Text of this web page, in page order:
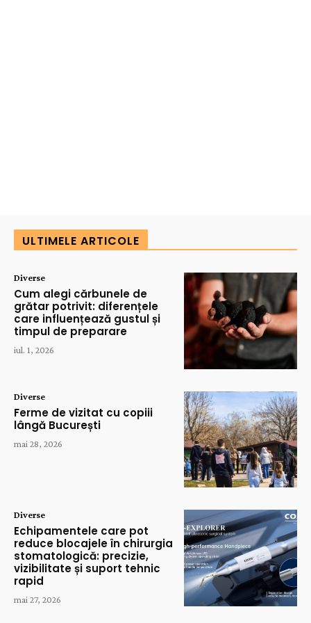
ULTIMELE ARTICOLE
Diverse
Cum alegi cărbunele de
grătar potrivit: diferențele
care influențează gustul și
timpul de preparare
iul. 1, 2026
Diverse
Ferme de vizitat cu copiii
lângă București
mai 28, 2026
Diverse
Echipamentele care pot
reduce blocajele în chirurgia
stomatologică: precizie,
vizibilitate și suport tehnic
rapid
mai 27, 2026